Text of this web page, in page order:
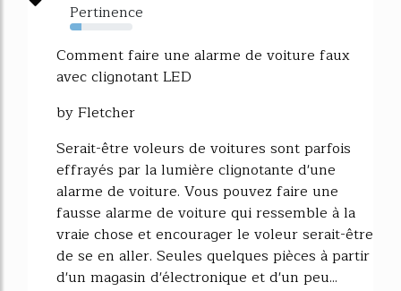
Pertinence
19%
Comment faire une alarme de voiture faux
avec clignotant LED
by Fletcher
Serait-être voleurs de voitures sont parfois
effrayés par la lumière clignotante d'une
alarme de voiture. Vous pouvez faire une
fausse alarme de voiture qui ressemble à la
vraie chose et encourager le voleur serait-être
de se en aller. Seules quelques pièces à partir
d'un magasin d'électronique et d'un peu...